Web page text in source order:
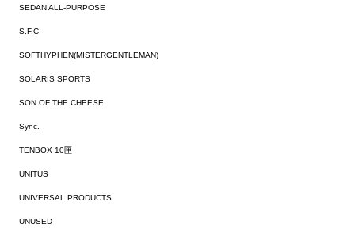
SEDAN ALL-PURPOSE
S.F.C
SOFTHYPHEN(MISTERGENTLEMAN)
SOLARIS SPORTS
SON OF THE CHEESE
Sync.
TENBOX 10匣
UNITUS
UNIVERSAL PRODUCTS.
UNUSED